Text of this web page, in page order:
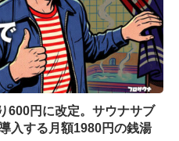
600円に改定。サウナサブ
入する月額1980円の銭湯